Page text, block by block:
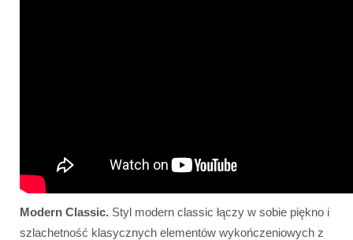
Modern Classic. Styl modern classic łączy w sobie piękno i
szlachetność klasycznych elementów wykończeniowych z